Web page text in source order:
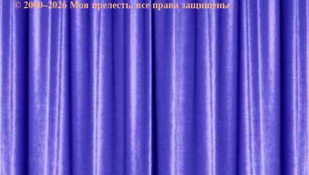
© 2000–2026 Моя прелесть. все права защищены